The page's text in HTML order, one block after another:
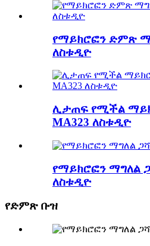
የማይክሮፎን ድምጽ
ለስቱዲዮ
ሊታጠፍ የሚችል
MA323 ለስቱዲዮ
የማይክሮፎን ማግለል
ለስቱዲዮ
የድምጽ ቡዝ